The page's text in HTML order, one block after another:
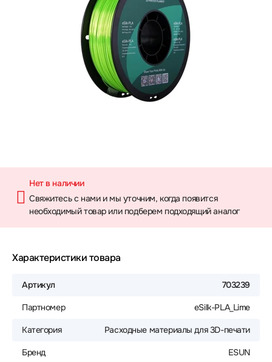
Нет в наличии
Свяжитесь с нами и мы уточним, когда появится
необходимый товар или подберем подходящий аналог
Характеристики товара
Артикул 703239
Партномер eSilk-PLA_Lime
Категория Расходные материалы для 3D-печати
Бренд ESUN